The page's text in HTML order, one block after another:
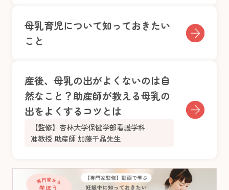
母乳育児について知っておきたい
こと
産後、母乳の出がよくないのは自
然なこと？助産師が教える母乳の
出をよくするコツとは
【監修】杏林大学保健学部看護学科
准教授 助産師 加藤千晶先生